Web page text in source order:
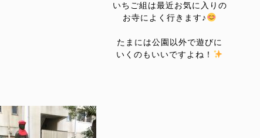
いちご組は最近お気に入りの
お寺によく行きます♪
たまには公園以外で遊びに
いくのも いいですよね！